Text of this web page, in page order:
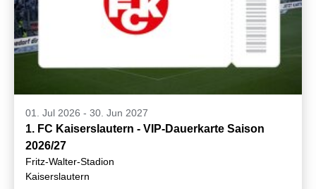
01. Jul 2026 - 30. Jun 2027
1. FC Kaiserslautern - VIP-Dauerkarte Saison
2026/27
Fritz-Walter-Stadion
Kaiserslautern